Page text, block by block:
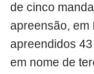
de cinco
apreensão, em
apreendidos
em nome de